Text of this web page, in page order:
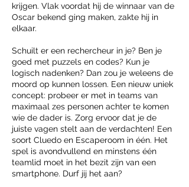
krijgen. Vlak voordat hij de winnaar van de
Oscar bekend ging maken, zakte hij in
elkaar.
Schuilt er een rechercheur in je? Ben je
goed met puzzels en codes? Kun je
logisch nadenken? Dan zou je weleens de
moord op kunnen lossen. Een nieuw uniek
concept: probeer er met in teams van
maximaal zes personen achter te komen
wie de dader is. Zorg ervoor dat je de
juiste vagen stelt aan de verdachten! Een
soort Cluedo en Escaperoom in één. Het
spel is avondvullend en minstens één
teamlid moet in het bezit zijn van een
smartphone. Durf jij het aan?